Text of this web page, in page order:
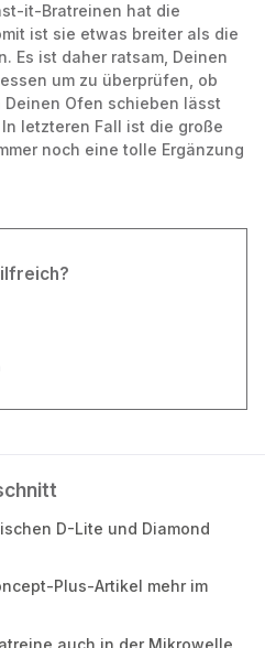
it-Bratreinen hat die
ist sie etwas breiter als die
Es ist daher ratsam, Deinen
um zu überprüfen, ob
Ofen schieben lässt
letzteren Fall ist die große
noch eine tolle Ergänzung
D-Lite und Diamond
Plus-Artikel mehr im
auch in der Mikrowelle